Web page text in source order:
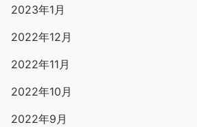
2023年1月
2022年12月
2022年11月
2022年10月
2022年9月